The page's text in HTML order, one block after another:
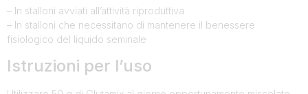
– In stalloni avviati all’attività riproduttiva
– In stalloni che necessitano di mantenere il benessere
fisiologico del liquido seminale
Istruzioni per l’uso